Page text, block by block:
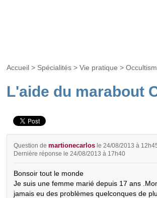
Accueil > Spécialités >Vie pratique >
L'aide du marabout
Question demartionecarlos le 24/08/2013 à
Dernière réponse le 24/08/2013 à 17h40
Bonsoir tout le monde
Je suis une femme marié depuis 17 ans
jamais eu des problèmes quelconques de